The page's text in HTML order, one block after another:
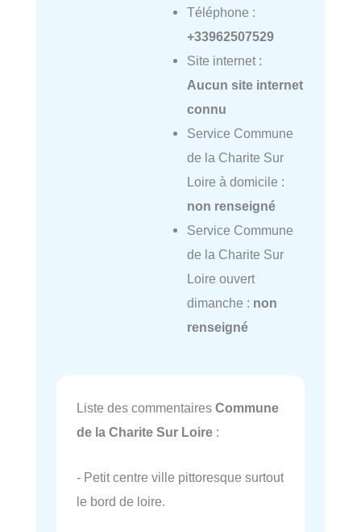
Téléphone :
+33962507529
Site internet :
Aucun site internet
connu
Service Commune
de la Charite Sur
Loire à domicile :
non renseigné
Service Commune
de la Charite Sur
Loire ouvert
dimanche : non
renseigné
Liste des commentaires Commune
de la Charite Sur Loire :
- Petit centre ville pittoresque surtout
le bord de loire.